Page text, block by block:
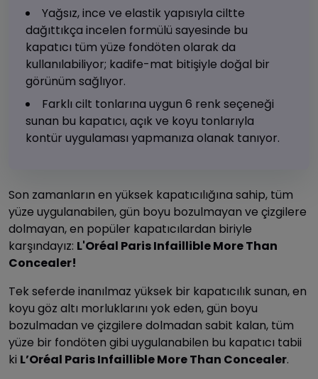
Yağsız, ince ve elastik yapısıyla ciltte
dağıttıkça incelen formülü sayesinde bu
kapatıcı tüm yüze fondöten olarak da
kullanılabiliyor; kadife-mat bitişiyle doğal bir
görünüm sağlıyor.
Farklı cilt tonlarına uygun 6 renk seçeneği
sunan bu kapatıcı, açık ve koyu tonlarıyla
kontür uygulaması yapmanıza olanak tanıyor.
Son zamanların en yüksek kapatıcılığına sahip, tüm
yüze uygulanabilen, gün boyu bozulmayan ve çizgilere
dolmayan, en popüler kapatıcılardan biriyle
karşındayız: L'Oréal Paris Infaillible More Than
Concealer!
Tek seferde inanılmaz yüksek bir kapatıcılık sunan, en
koyu göz altı morluklarını yok eden, gün boyu
bozulmadan ve çizgilere dolmadan sabit kalan, tüm
yüze bir fondöten gibi uygulanabilen bu kapatıcı tabii
ki L’Oréal Paris Infaillible More Than Concealer.